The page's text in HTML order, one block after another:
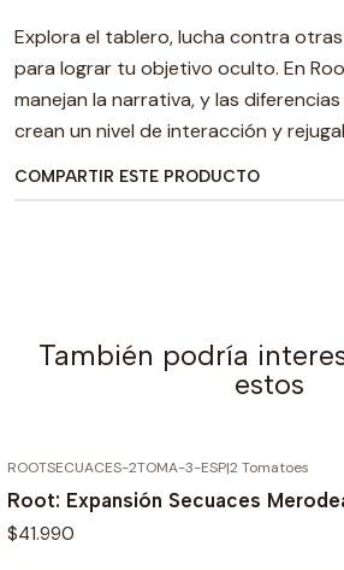
Explora el tablero, lucha contra
para lograr tu objetivo oculto. En
manejan la narrativa, y las
crean un nivel de interacción y
COMPARTIR ESTE PRODUCTO
También podría
estos
ROOTSECUACES-2TOMA-3-ESP|2 Tomatoes
Root: Expansión Secuaces
$41.990